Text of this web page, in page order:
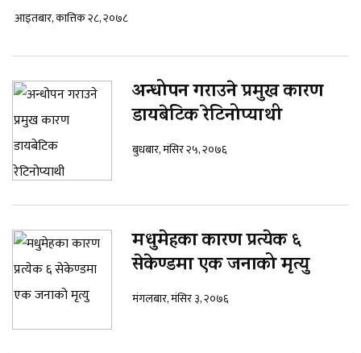
आइतबार, कात्तिक २८, २०७८
अन्धोपन गराउने प्रमुख कारण
डायबेटिक रेटिनोप्याथी
बुधबार, मंसिर २५, २०७६
मधुमेहका कारण प्रत्येक ६
सेकेण्डमा एक जनाको मृत्यु
मंगलबार, मंसिर ३, २०७६